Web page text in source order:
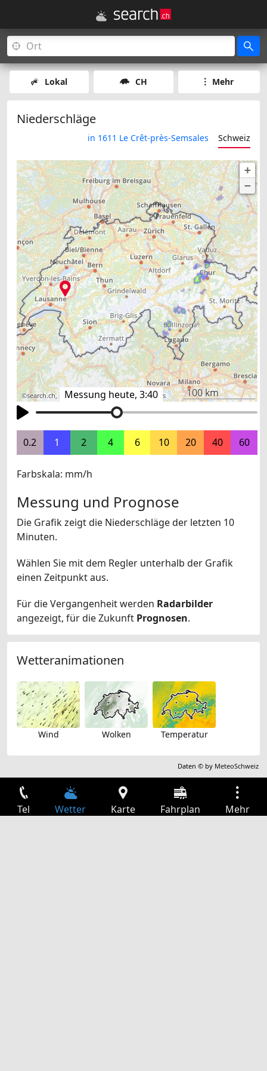
Lokal CH Mehr
Niederschläge
in 1611 Le Crêt-près-Semsales Schweiz
Messung heute, 3:40
+
−
©search.ch,swisstopo, OpenStreetMap,others 100 km
0.2 1 2 4 6 10 20 40 60
Farbskala: mm/h
Messung und Prognose
Die Grafik zeigt die Niederschläge der letzten 10
Minuten.
Wählen Sie mit dem Regler unterhalb der Grafik
einen Zeitpunkt aus.
Für die Vergangenheit werden Radarbilder
angezeigt, für die Zukunft Prognosen.
Wetteranimationen
Wind Wolken Temperatur
Daten © by MeteoSchweiz
Tel Wetter Karte Fahrplan Mehr